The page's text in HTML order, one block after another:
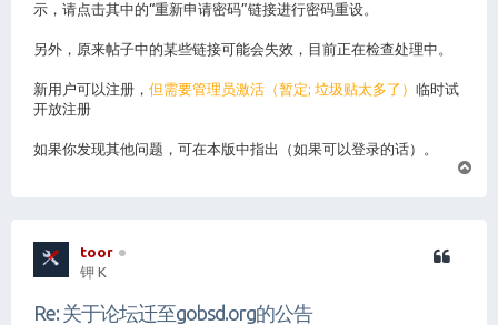
示，请点击其中的“重新申请密码”链接进行密码重设。
另外，原来帖子中的某些链接可能会失效，目前正在检查处理中。
新用户可以注册， 但需要管理员激活（暂定; 垃圾贴太多了） 临时试
开放注册
如果你发现其他问题，可在本版中指出（如果可以登录的话）。
toor
钾 K
Re: 关于论坛迁至gobsd.org的公告